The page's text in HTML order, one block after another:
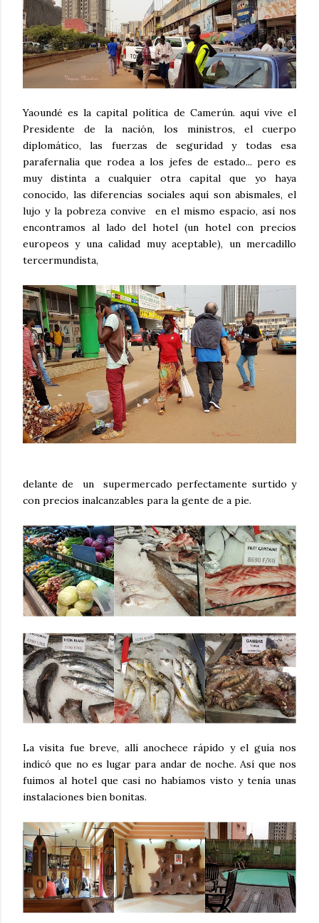
Yaoundé es la capital política de Camerún. aquí vive el
Presidente de la nación, los ministros, el cuerpo
diplomático, las fuerzas de seguridad y todas esa
parafernalia que rodea a los jefes de estado... pero es
muy distinta a cualquier otra capital que yo haya
conocido, las diferencias sociales aquí son abismales, el
lujo y la pobreza convive en el mismo espacio, así nos
encontramos al lado del hotel (un hotel con precios
europeos y una calidad muy aceptable), un mercadillo
tercermundista,
delante de un supermercado perfectamente surtido y
con precios inalcanzables para la gente de a pie.
La visita fue breve, allí anochece rápido y el guía nos
indicó que no es lugar para andar de noche. Así que nos
fuimos al hotel que casi no habíamos visto y tenía unas
instalaciones bien bonitas.